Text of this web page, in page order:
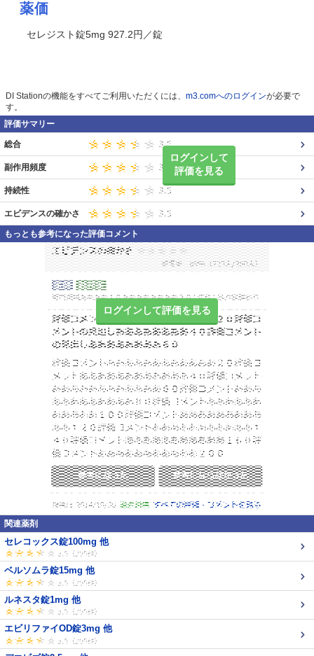
薬価
セレジスト錠5mg 927.2円／錠
DI Stationの機能をすべてご利用いただくには、 m3.comへのログインが必要で
す。
評価サマリー
ログインして
評価を見る
総合
副作用頻度
持続性
エビデンスの確かさ
もっとも参考になった評価コメント
ログインして評価を見る
関連薬剤
セレコックス錠100mg 他
ベルソムラ錠15mg 他
ルネスタ錠1mg 他
エビリファイOD錠3mg 他